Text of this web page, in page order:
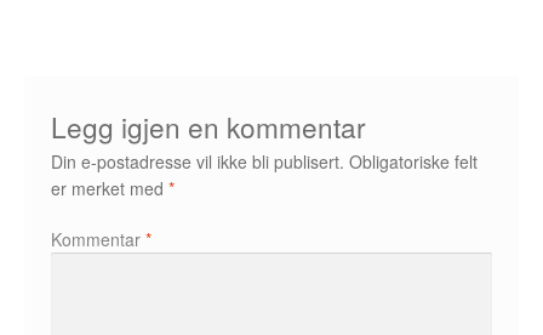
Andrew Page
Anja Dahle Øverbye
Annette Saugestad Helland
Legg igjen en kommentar
Din e-postadresse vil ikke bli publisert. Obligatoriske felt
er merket med*
Kommentar*